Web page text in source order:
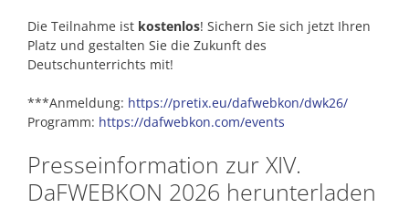
Die Teilnahme ist kostenlos! Sichern Sie sich jetzt Ihren
Platz und gestalten Sie die Zukunft des
Deutschunterrichts mit!
***Anmeldung: https://pretix.eu/dafwebkon/dwk26/
Programm: https://dafwebkon.com/events
Presseinformation zur XIV.
DaFWEBKON 2026 herunterladen